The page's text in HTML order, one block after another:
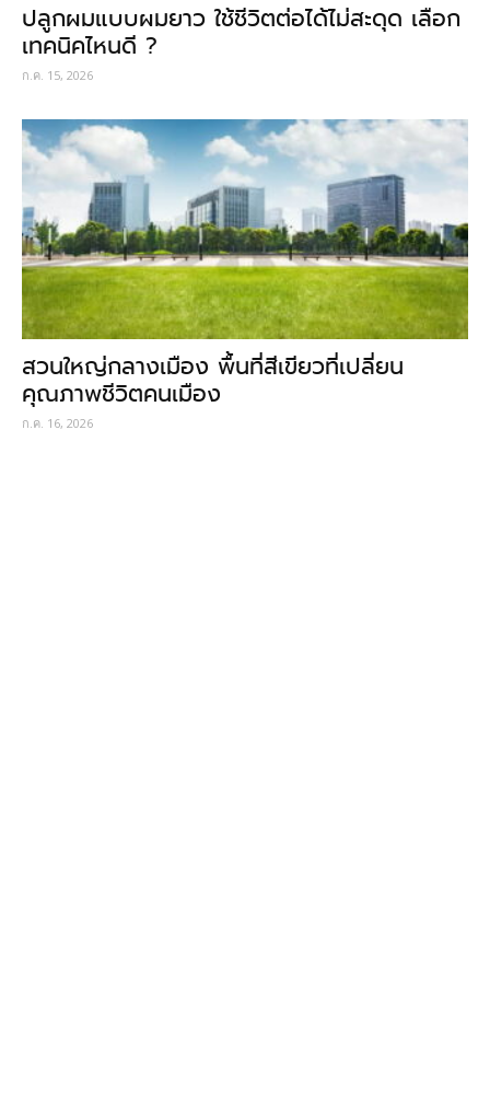
ปลูกผมแบบผมยาว ใช้ชีวิตต่อได้ไม่สะดุด เลือก
เทคนิคไหนดี ?
ก.ค. 15, 2026
สวนใหญ่กลางเมือง พื้นที่สีเขียวที่เปลี่ยน
คุณภาพชีวิตคนเมือง
ก.ค. 16, 2026